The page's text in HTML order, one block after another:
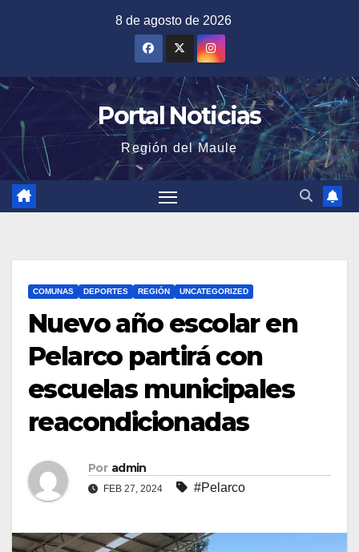
8 de agosto de 2026
Portal Noticias
Región del Maule
COMUNAS DEPORTES REGIÓN UNCATEGORIZED
Nuevo año escolar en
Pelarco partirá con
escuelas municipales
reacondicionadas
Por admin
FEB 27, 2024 #Pelarco